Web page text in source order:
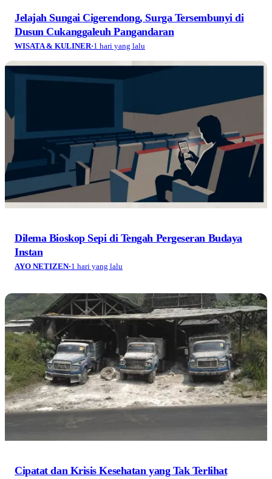
Jelajah Sungai Cigerendong, Surga Tersembunyi di
Dusun Cukanggaleuh Pangandaran
WISATA & KULINER·1 hari yang lalu
Dilema Bioskop Sepi di Tengah Pergeseran Budaya
Instan
AYO NETIZEN·1 hari yang lalu
Cipatat dan Krisis Kesehatan yang Tak Terlihat